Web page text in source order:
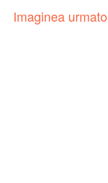
Imaginea